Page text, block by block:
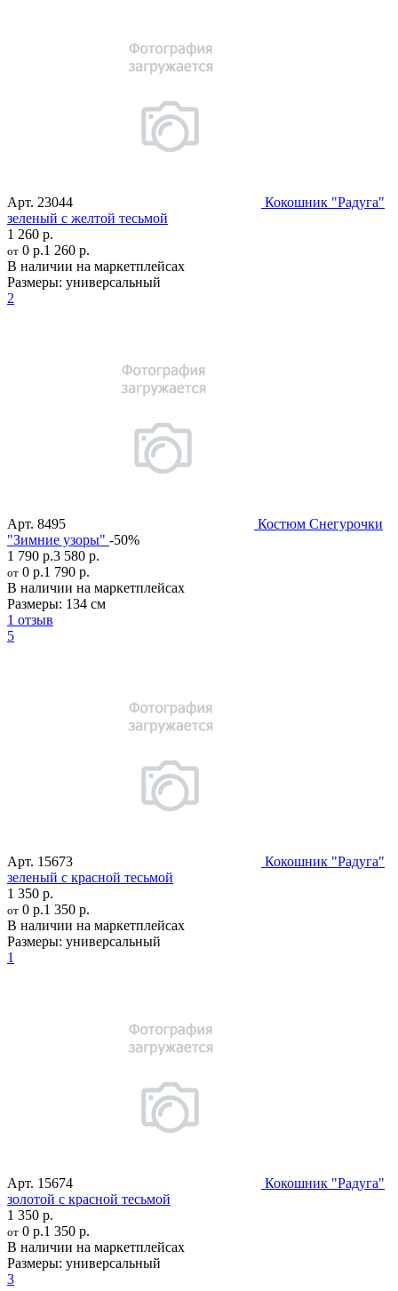
Арт. 23044
Кокошник "Радуга"
зеленый с желтой тесьмой
1 260 р.
от 0 р.1 260 р.
В наличии на маркетплейсах
Размеры: универсальный
2
Арт. 8495
Костюм Снегурочки
"Зимние узоры" -50%
1 790 р.3 580 р.
от 0 р.1 790 р.
В наличии на маркетплейсах
Размеры: 134 см
1 отзыв
5
Арт. 15673
Кокошник "Радуга"
зеленый с красной тесьмой
1 350 р.
от 0 р.1 350 р.
В наличии на маркетплейсах
Размеры: универсальный
1
Арт. 15674
Кокошник "Радуга"
золотой с красной тесьмой
1 350 р.
от 0 р.1 350 р.
В наличии на маркетплейсах
Размеры: универсальный
3